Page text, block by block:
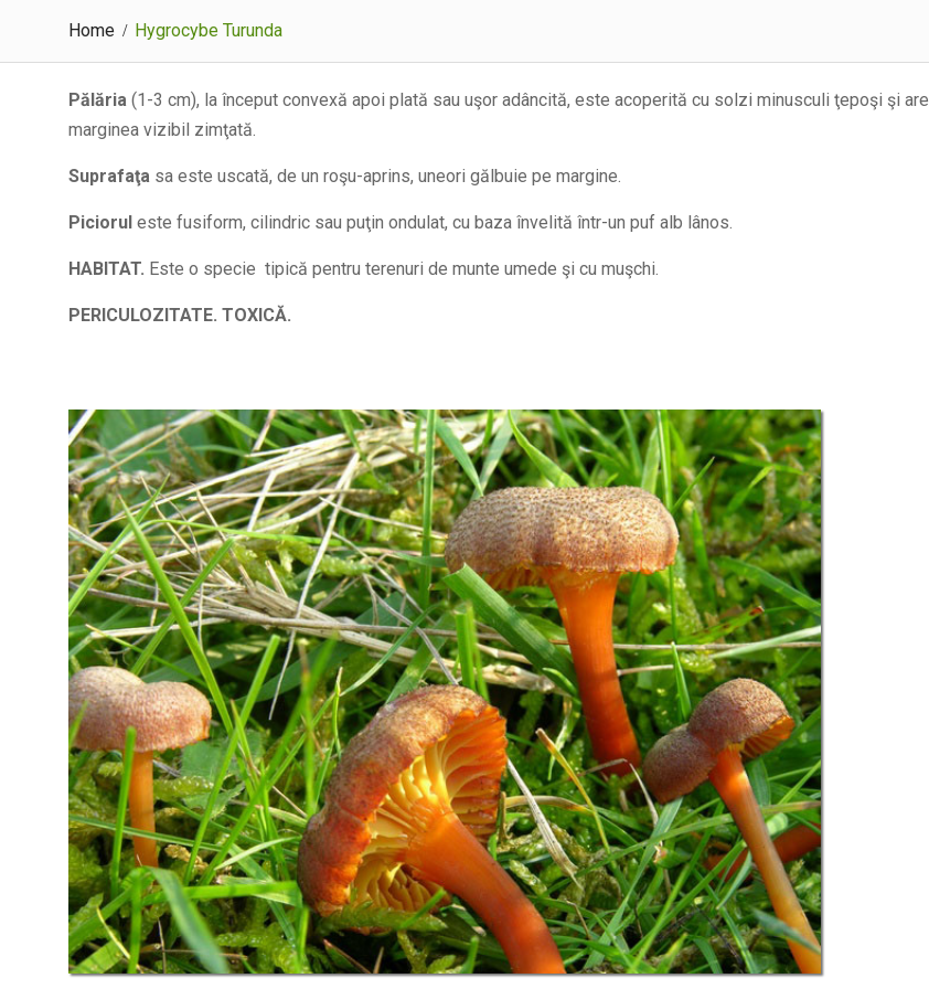
Home Hygrocybe Turunda
Pălăria (1-3 cm), la început convexă apoi plată sau uşor adâncită, este acoperită cu solzi minusculi ţepoşi şi are
marginea vizibil zimţată.
Suprafaţa sa este uscată, de un roşu-aprins, uneori gălbuie pe margine.
Piciorul este fusiform, cilindric sau puţin ondulat, cu baza învelită într-un puf alb lânos.
HABITAT. Este o specie tipică pentru terenuri de munte umede şi cu muşchi.
PERICULOZITATE. TOXICĂ.